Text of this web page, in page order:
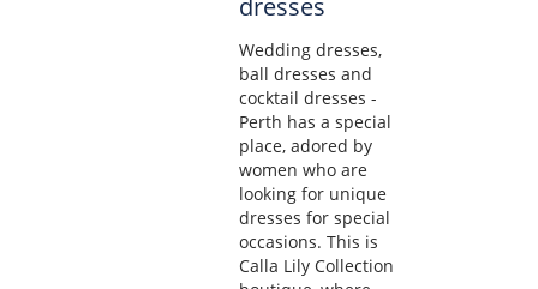
Wedding dresses,
ball dresses and
cocktail dresses -
Perth has a special
place, adored by
women who are
looking for unique
dresses for special
occasions. This is
Calla Lily Collection